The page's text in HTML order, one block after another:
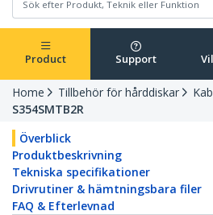
Product Support
Home Tillbehör för hårddiskar
S354SMTB2R
Överblick
Produktbeskrivning
Tekniska specifikationer
Drivrutiner & hämtningsbara filer
FAQ & Efterlevnad